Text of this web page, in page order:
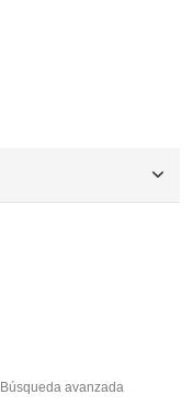
Búsqueda avanzada